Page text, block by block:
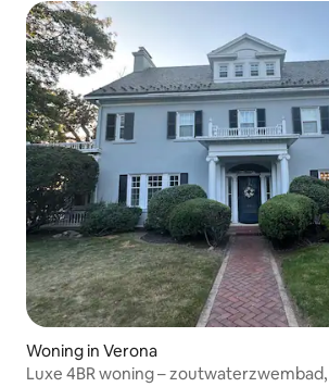
Woning in Verona
Luxe 4BR woning –